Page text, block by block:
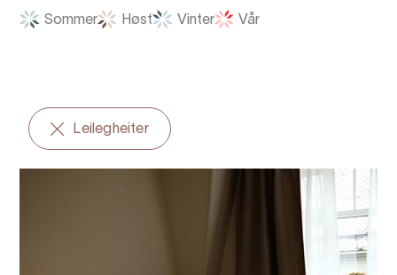
Sommer Høst Vinter Vår
Leilegheiter